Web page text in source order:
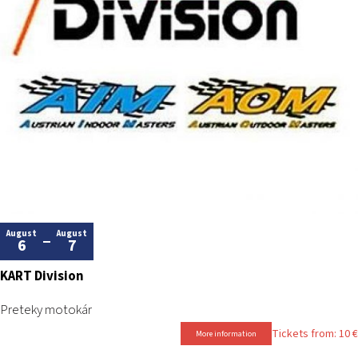
August
6
August
7
KART Division
Preteky motokár
More information Tickets from: 10 €